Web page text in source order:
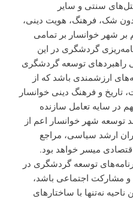
سنتی و سایر
شک، فرهنگ، هویت دینی،
شهر خوانسار بر تمامی
گردشگری در این
راهبردهای توسعه گردشگری
ارزشمندی باشد که از
تاریخ و فرهنگ دینی خوانسار
در سایه تعامل سازنده
توسعه شهر خوانسار اعم از
ارشد سیاسی، مراجع
میسر خواهد بود.
توسعه گردشگری در
و مشارکت اجتماعی باشد،
نه‌تنها با ساختارهای